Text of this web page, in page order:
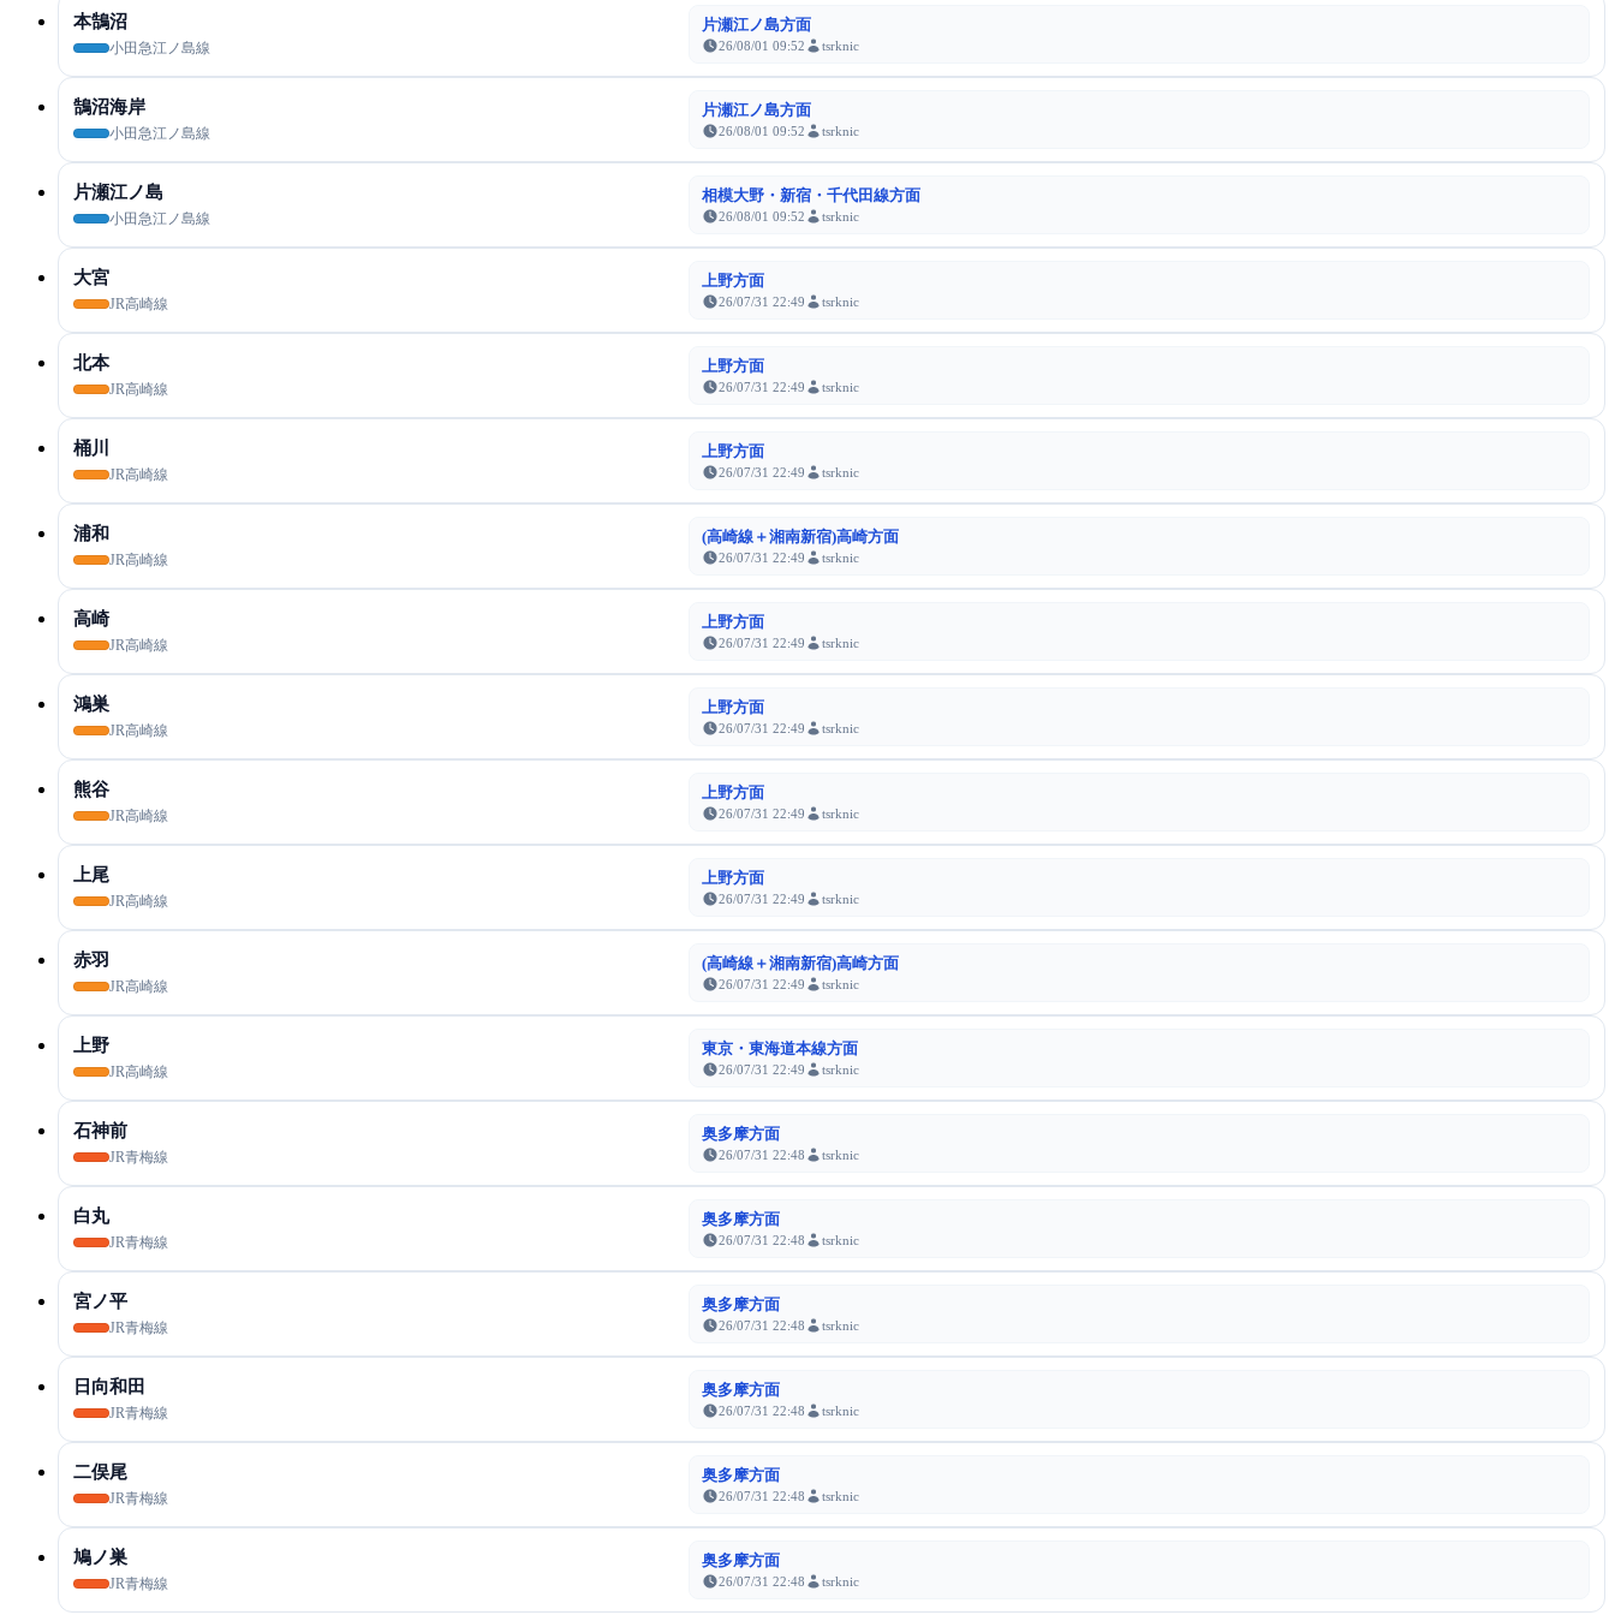
本鵠沼
小田急江ノ島線
片瀬江ノ島方面
26/08/01 09:52 tsrknic
鵠沼海岸
小田急江ノ島線
片瀬江ノ島方面
26/08/01 09:52 tsrknic
片瀬江ノ島
小田急江ノ島線
相模大野・新宿・千代田線方面
26/08/01 09:52 tsrknic
大宮
JR高崎線
上野方面
26/07/31 22:49 tsrknic
北本
JR高崎線
上野方面
26/07/31 22:49 tsrknic
桶川
JR高崎線
上野方面
26/07/31 22:49 tsrknic
浦和
JR高崎線
(高崎線＋湘南新宿)高崎方面
26/07/31 22:49 tsrknic
高崎
JR高崎線
上野方面
26/07/31 22:49 tsrknic
鴻巣
JR高崎線
上野方面
26/07/31 22:49 tsrknic
熊谷
JR高崎線
上野方面
26/07/31 22:49 tsrknic
上尾
JR高崎線
上野方面
26/07/31 22:49 tsrknic
赤羽
JR高崎線
(高崎線＋湘南新宿)高崎方面
26/07/31 22:49 tsrknic
上野
JR高崎線
東京・東海道本線方面
26/07/31 22:49 tsrknic
石神前
JR青梅線
奥多摩方面
26/07/31 22:48 tsrknic
白丸
JR青梅線
奥多摩方面
26/07/31 22:48 tsrknic
宮ノ平
JR青梅線
奥多摩方面
26/07/31 22:48 tsrknic
日向和田
JR青梅線
奥多摩方面
26/07/31 22:48 tsrknic
二俣尾
JR青梅線
奥多摩方面
26/07/31 22:48 tsrknic
鳩ノ巣
JR青梅線
奥多摩方面
26/07/31 22:48 tsrknic